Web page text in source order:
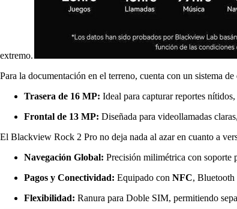
extremo.
Para la documentación en el terreno, cuenta con un sistema
Trasera de 16 MP: Ideal para capturar reportes
Frontal de 13 MP: Diseñada para videollamadas
El Blackview Rock 2 Pro no deja nada al azar en cuanto a
Navegación Global: Precisión milimétrica con
Pagos y Conectividad: Equipado con NFC, Bluetooth
Flexibilidad: Ranura para Doble SIM, permitiendo